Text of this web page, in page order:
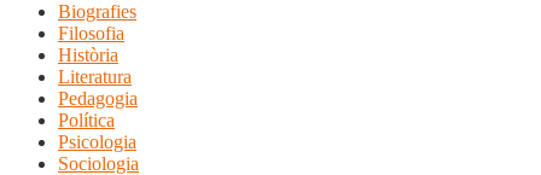
Biografies
Filosofia
Història
Literatura
Pedagogia
Política
Psicologia
Sociologia